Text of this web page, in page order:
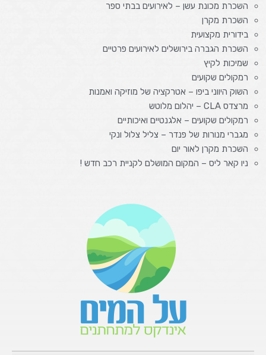
השכרת מכונת עשן – לאירועים בבתי ספר
השכרת מקרן
בידורית מקצועית
השכרת הגברה בירושלים לאירועים פרטיים
שמיכות לקיץ
רמקולים שקועים
השוק היווני ביפו – אטרקציה של מוזיקה ואמנות
מרצדס CLA – יהלום מלוטש
רמקולים שקועים – אלגנטיים ואיכותיים
מגברי מנורות של פנדר – צליל צלול ונקי
השכרת מקרן לאור יום
ניו קאר ליס – המקום המושלם לקניית רכב חדש !